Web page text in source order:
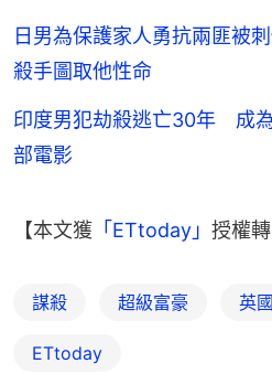
日男為保護家人勇抗兩匪被
殺手圖取他性命
印度男犯劫殺逃亡30年 成
部電影
【本文獲 「ETtoday」 授權轉
謀殺 超級富豪 英國
ETtoday